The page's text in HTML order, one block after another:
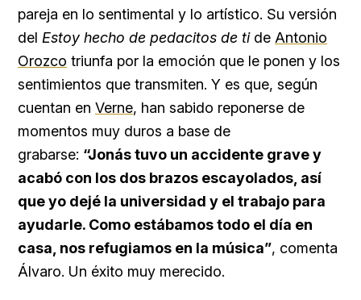
pareja en lo sentimental y lo artístico. Su versión
del Estoy hecho de pedacitos de ti de Antonio
Orozco triunfa por la emoción que le ponen y los
sentimientos que transmiten. Y es que, según
cuentan en Verne, han sabido reponerse de
momentos muy duros a base de
grabarse: “Jonás tuvo un accidente grave y
acabó con los dos brazos escayolados, así
que yo dejé la universidad y el trabajo para
ayudarle. Como estábamos todo el día en
casa, nos refugiamos en la música”, comenta
Álvaro. Un éxito muy merecido.